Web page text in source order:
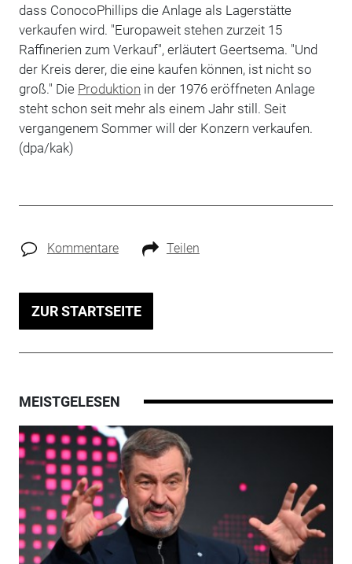
dass ConocoPhillips die Anlage als Lagerstätte
verkaufen wird. "Europaweit stehen zurzeit 15
Raffinerien zum Verkauf", erläutert Geertsema. "Und
der Kreis derer, die eine kaufen können, ist nicht so
groß." Die Produktion in der 1976 eröffneten Anlage
steht schon seit mehr als einem Jahr still. Seit
vergangenem Sommer will der Konzern verkaufen.
(dpa/kak)
Kommentare Teilen
ZUR STARTSEITE
MEISTGELESEN